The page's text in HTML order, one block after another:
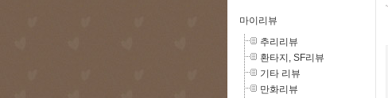
마이리뷰
추리리뷰
환타지, SF리뷰
기타 리뷰
만화리뷰